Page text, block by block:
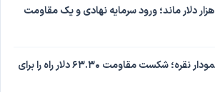
بیت‌کوین بالای ۶۵ هزار دلار ماند؛ ورود سرمایه نهادی و یک مقاومت
سیگنال صعودی از نمودار نقره؛ شکست مقاومت ۶۳.۳۰ دلار راه را برای